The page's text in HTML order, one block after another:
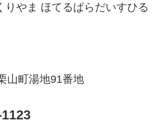
りやま ほてるぱらだいすひる
山町湯地91番地